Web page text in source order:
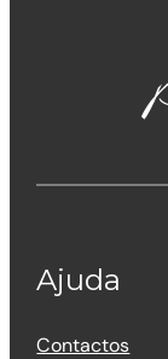
Ajuda
Contactos